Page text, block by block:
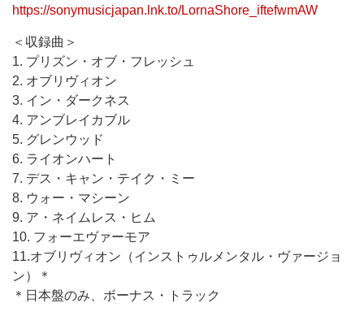
https://sonymusicjapan.lnk.to/LornaShore_iftefwmAW
＜収録曲＞
1. プリズン・オブ・フレッシュ
2. オブリヴィオン
3. イン・ダークネス
4. アンブレイカブル
5. グレンウッド
6. ライオンハート
7. デス・キャン・テイク・ミー
8. ウォー・マシーン
9. ア・ネイムレス・ヒム
10. フォーエヴァーモア
11.オブリヴィオン（インストゥルメンタル・ヴァージョ
ン）＊
＊日本盤のみ、ボーナス・トラック